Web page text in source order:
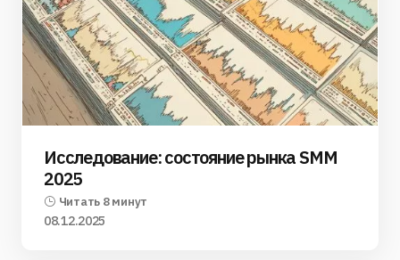
Исследование: состояние рынка SMM
2025
Читать 8 минут
08.12.2025